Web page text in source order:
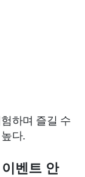
하며 즐길 수
다.
벤트 안